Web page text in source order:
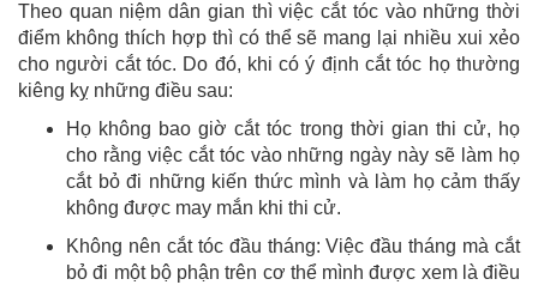
Theo quan niệm dân gian thì việc cắt tóc vào những thời
điểm không thích hợp thì có thể sẽ mang lại nhiều xui xẻo
cho người cắt tóc. Do đó, khi có ý định cắt tóc họ thường
kiêng kỵ những điều sau:
Họ không bao giờ cắt tóc trong thời gian thi cử, họ
cho rằng việc cắt tóc vào những ngày này sẽ làm họ
cắt bỏ đi những kiến thức mình và làm họ cảm thấy
không được may mắn khi thi cử.
Không nên cắt tóc đầu tháng: Việc đầu tháng mà cắt
bỏ đi một bộ phận trên cơ thể mình được xem là điều